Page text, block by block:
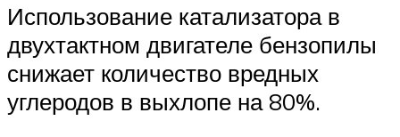
Использование катализатора в
двухтактном двигателе бензопилы
снижает количество вредных
углеродов в выхлопе на 80%.